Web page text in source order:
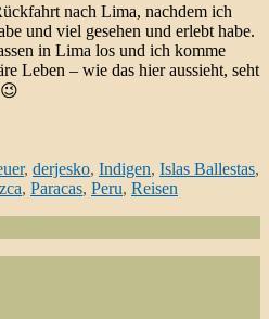
nach Lima, nachdem ich
und viel gesehen und erlebt habe.
in Lima los und ich komme
Leben – wie das hier aussieht, seht
, derjesko, Indigen, Islas Ballestas,
, Paracas, Peru, Reisen